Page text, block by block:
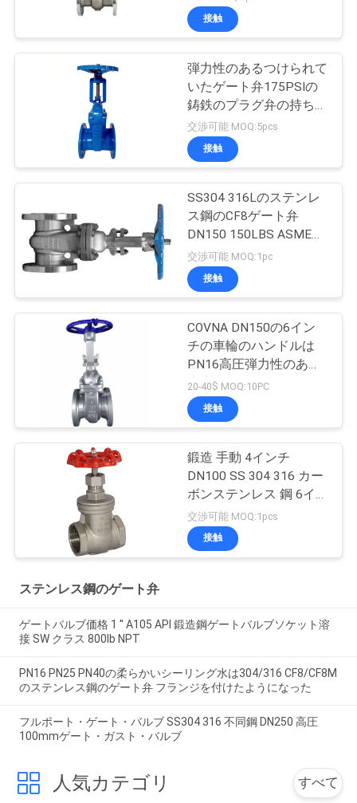
になるゲート弁を整える
接触
弾力性のあるつけられて
いたゲート弁175PSIの
鋳鉄のプラグ弁の持ち上
がるタイプ四分の一は回
転動きを端フランジを付
けたようになった回す
交渉可能 MOQ:5pcs
接触
SS304 316Lのステンレ
ス鋼のCF8ゲート弁
DN150 150LBS ASME
B16.1 CL125のゲート弁
交渉可能 MOQ:1pc
接触
COVNA DN150の6イン
チの車輪のハンドルは
PN16高圧弾力性のある
座席フランジの終わりの
ステンレス鋼316を作動
させた
20-40$ MOQ:10PC
接触
鍛造 手動 4インチ
DN100 SS 304 316 カー
ボンステンレス 鋼 6イ
ンチ フランジドゲート
バルブ
交渉可能 MOQ:1pcs
接触
ステンレス鋼のゲート弁
ゲートバルブ価格 1 '' A105 API 鍛造鋼ゲートバルブソケット溶
接 SW クラス 800lb NPT
PN16 PN25 PN40の柔らかいシーリング水は304/316 CF8/CF8M
のステンレス鋼のゲート弁 フランジを付けたようになった
フルポート・ゲート・バルブ SS304 316 不同鋼 DN250 高圧
100mmゲート・ガスト・バルブ
人気カテゴリ すべて